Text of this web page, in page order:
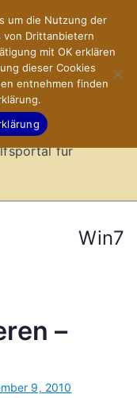
für
Win7
–
9, 2010
um die Nutzung der
von Drittanbietern
mit OK erklären
dieser Cookies
entnehmen finden